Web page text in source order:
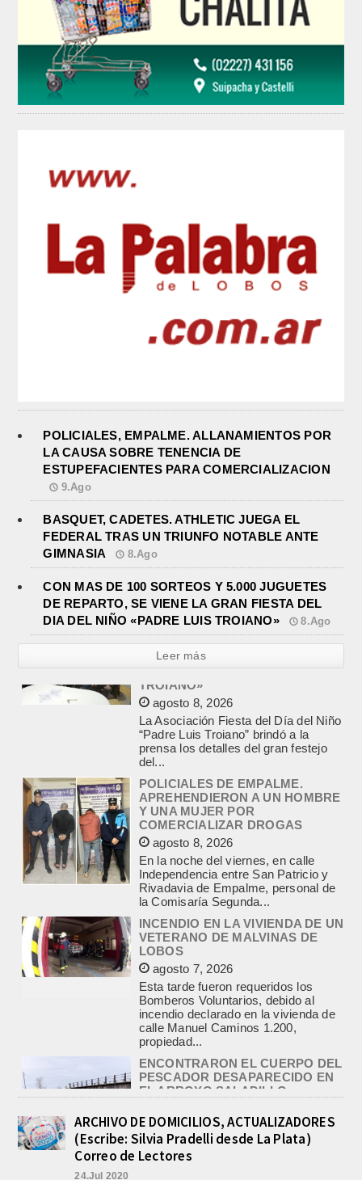
POLICIALES, EMPALME. ALLANAMIENTOS POR
LA CAUSA SOBRE TENENCIA DE
ESTUPEFACIENTES PARA COMERCIALIZACION
9.Ago
BASQUET, CADETES. ATHLETIC JUEGA EL
FEDERAL TRAS UN TRIUNFO NOTABLE ANTE
GIMNASIA
8.Ago
CON MAS DE 100 SORTEOS Y 5.000 JUGUETES
DE REPARTO, SE VIENE LA GRAN FIESTA DEL
DIA DEL NIÑO «PADRE LUIS TROIANO»
8.Ago
Leer más
POLICIALES DE EMPALME.
APREHENDIERON A UN HOMBRE
Y UNA MUJER POR
COMERCIALIZAR DROGAS
agosto 8, 2026
Independencia entre San Patricio y
Rivadavia de Empalme, personal de
la Comisaría Segunda...
INCENDIO EN LA VIVIENDA DE UN
VETERANO DE MALVINAS DE
LOBOS
agosto 7, 2026
Esta tarde fueron requeridos los
Bomberos Voluntarios, debido al
incendio declarado en la vivienda de
calle Manuel Caminos 1.200,
propiedad...
ENCONTRARON EL CUERPO DEL
PESCADOR DESAPARECIDO EN
EL ARROYO SALADILLO
agosto 7, 2026
Un helicóptero que participaba de la
búsqueda, encontró hoy el cuerpo sin
vida de la persona que se buscaba
en...
BASQUET, CADETES. ATHLETIC
JUEGA EL FEDERAL TRAS UN
TRIUNFO NOTABLE ANTE
GIMNASIA
agosto 8, 2026
ARCHIVO DE DOMICILIOS, ACTUALIZADORES
(Escribe: Silvia Pradelli desde La Plata)
Correo de Lectores
24.Jul 2020